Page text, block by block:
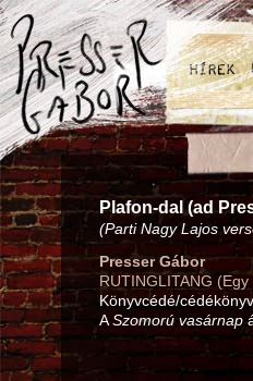
Plafon-dal (ad
(Parti Nagy Lajos
Presser Gábor
RUTINGLITANG
Könyvcédé/
ASzomorú vasárnap